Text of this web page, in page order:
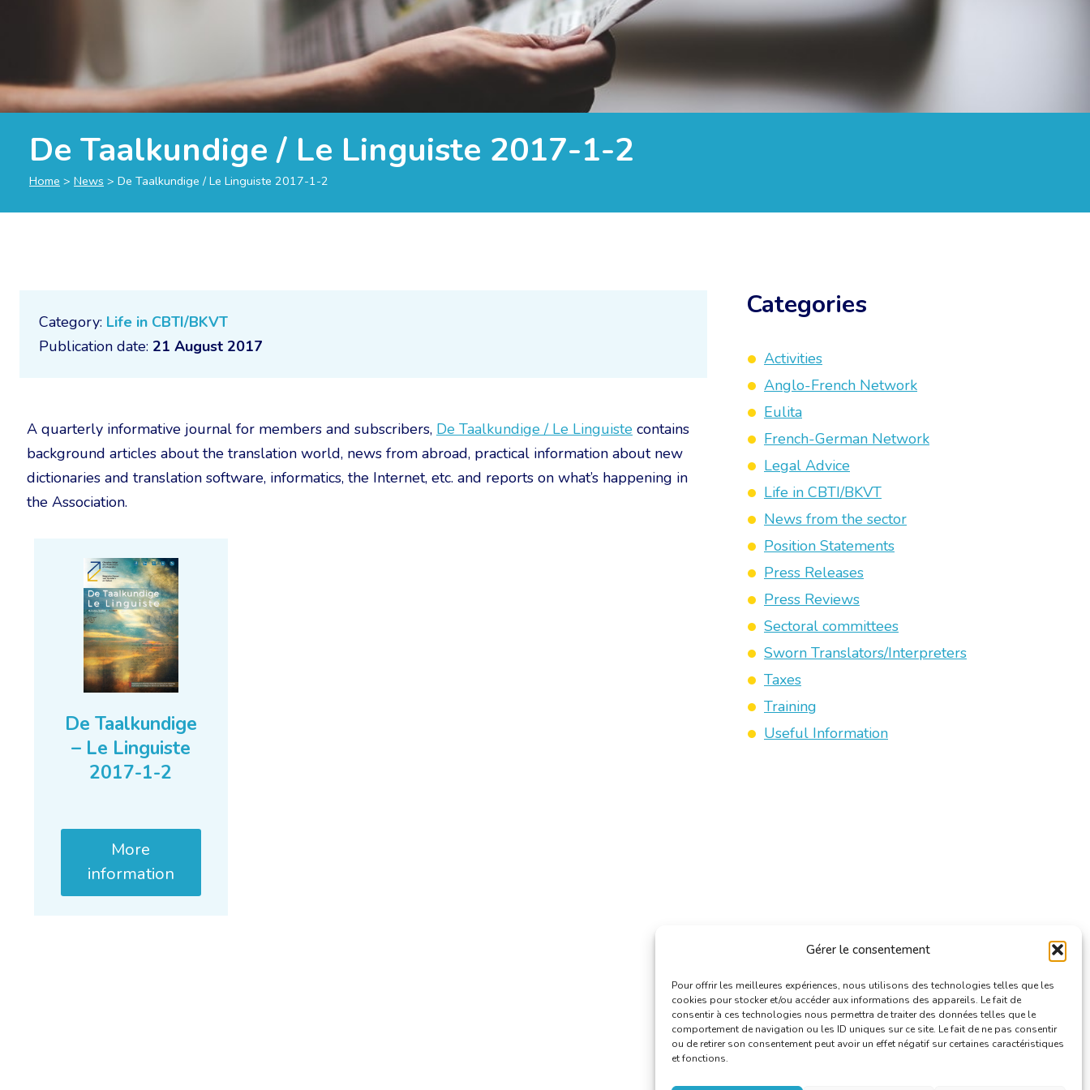
Gérer le consentement
Pour offrir les meilleures expériences, nous utilisons des technologies telles que les
cookies pour stocker et/ou accéder aux informations des appareils. Le fait de
consentir à ces technologies nous permettra de traiter des données telles que le
comportement de navigation ou les ID uniques sur ce site. Le fait de ne pas consentir
ou de retirer son consentement peut avoir un effet négatif sur certaines caractéristiques
et fonctions.
De Taalkundige / Le Linguiste 2017-1-2
Home > News > De Taalkundige / Le Linguiste 2017-1-2
Category: Life in CBTI/BKVT
Publication date: 21 August 2017
A quarterly informative journal for members and subscribers, De Taalkundige / Le Linguiste contains
background articles about the translation world, news from abroad, practical information about new
dictionaries and translation software, informatics, the Internet, etc. and reports on what’s happening in
the Association.
De Taalkundige
– Le Linguiste
2017-1-2
More
information
Categories
Activities
Anglo-French Network
Eulita
French-German Network
Legal Advice
Life in CBTI/BKVT
News from the sector
Position Statements
Press Releases
Press Reviews
Sectoral committees
Sworn Translators/Interpreters
Taxes
Training
Useful Information